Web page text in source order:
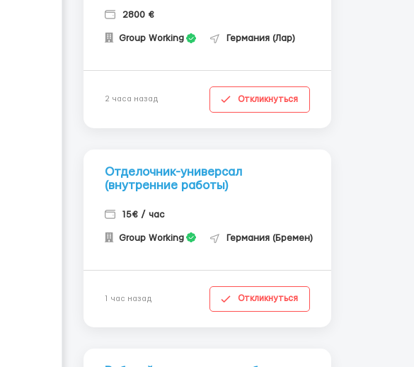
2800 €
Group Working Германия (Лар)
2 часа назад Откликнуться
Отделочник-универсал
(внутренние работы)
15€ / час
Group Working Германия (Бремен)
1 час назад Откликнуться